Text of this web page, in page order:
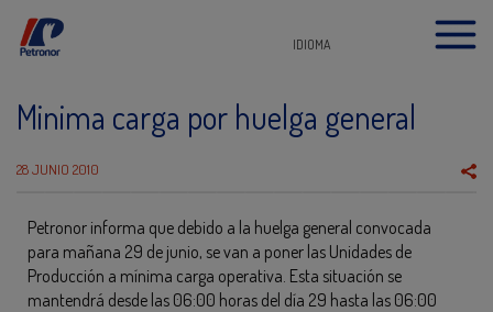
IDIOMA
Minima carga por huelga general
28 JUNIO 2010
Petronor informa que debido a la huelga general convocada
para mañana 29 de junio, se van a poner las Unidades de
Producción a mínima carga operativa. Esta situación se
mantendrá desde las 06:00 horas del día 29 hasta las 06:00